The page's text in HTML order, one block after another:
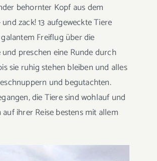
behornter Kopf aus dem
zack! 13 aufgeweckte Tiere
Freiflug über die
preschen eine Runde durch
sie ruhig stehen bleiben und alles
und begutachten.
die Tiere sind wohlauf und
ihrer Reise bestens mit allem